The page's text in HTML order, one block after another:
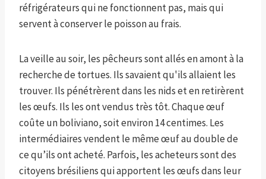
réfrigérateurs qui ne fonctionnent pas, mais qui
servent à conserver le poisson au frais.
La veille au soir, les pêcheurs sont allés en amont à la
recherche de tortues. Ils savaient qu'ils allaient les
trouver. Ils pénétrèrent dans les nids et en retirèrent
les œufs. Ils les ont vendus très tôt. Chaque œuf
coûte un boliviano, soit environ 14 centimes. Les
intermédiaires vendent le même œuf au double de
ce qu’ils ont acheté. Parfois, les acheteurs sont des
citoyens brésiliens qui apportent les œufs dans leur